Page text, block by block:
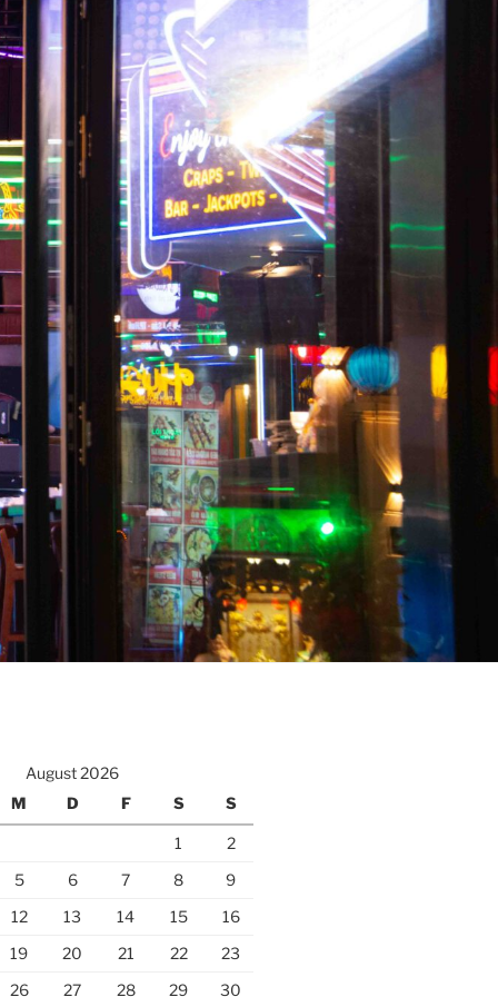
August 2026
M
D F S S
1
2
5
6 7 8
9
12
13 14 15
16
19
20 21 22
23
26
27 28 29 30